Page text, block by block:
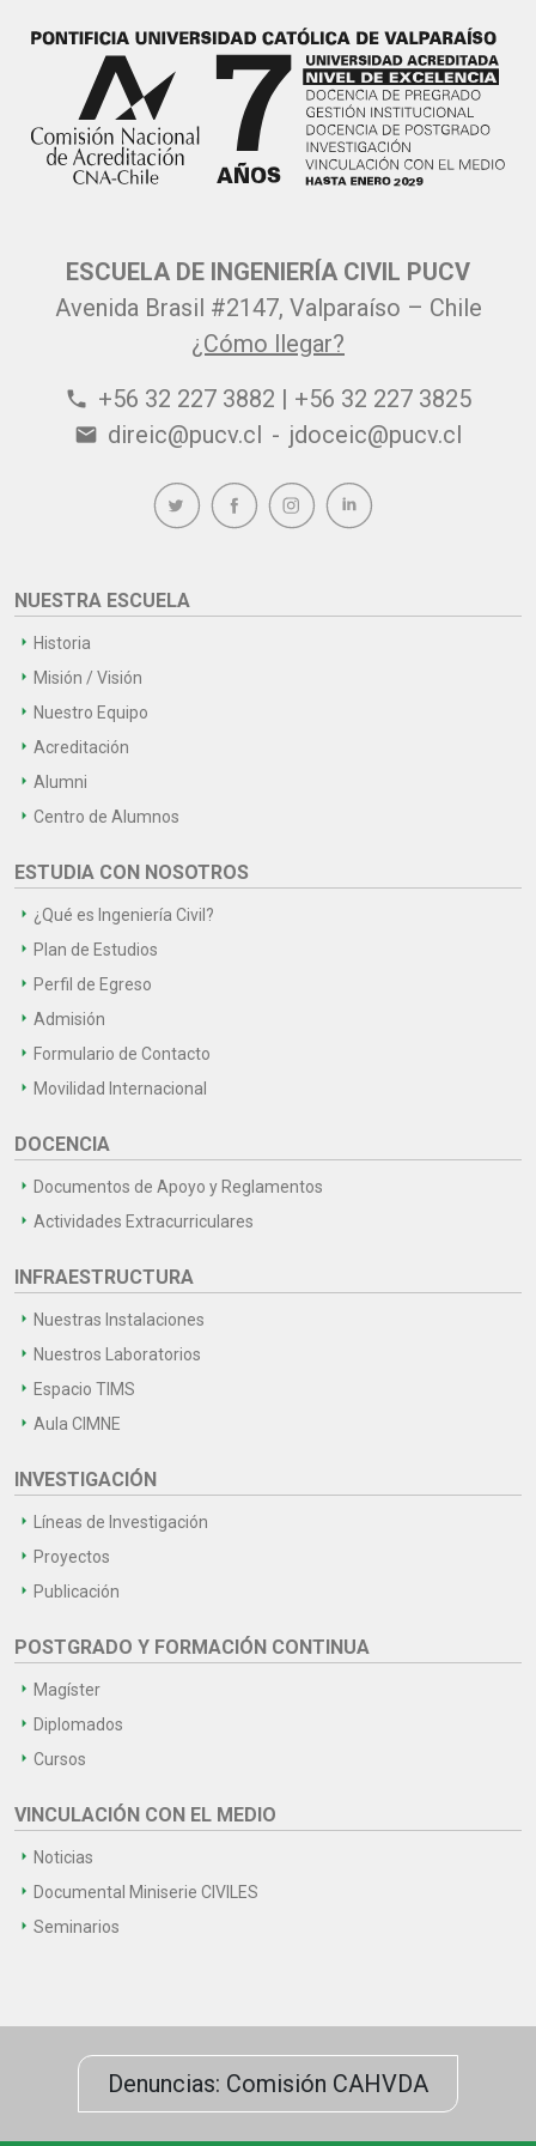
ESCUELA DE INGENIERÍA CIVIL PUCV
Avenida Brasil #2147, Valparaíso – Chile
¿Cómo llegar?
phone +56 32 227 3882 | +56 32 227 3825
email direic@pucv.cl - jdoceic@pucv.cl
NUESTRA ESCUELA
Historia
Misión / Visión
Nuestro Equipo
Acreditación
Alumni
Centro de Alumnos
ESTUDIA CON NOSOTROS
¿Qué es Ingeniería Civil?
Plan de Estudios
Perfil de Egreso
Admisión
Formulario de Contacto
Movilidad Internacional
DOCENCIA
Documentos de Apoyo y Reglamentos
Actividades Extracurriculares
INFRAESTRUCTURA
Nuestras Instalaciones
Nuestros Laboratorios
Espacio TIMS
Aula CIMNE
INVESTIGACIÓN
Líneas de Investigación
Proyectos
Publicación
POSTGRADO Y FORMACIÓN CONTINUA
Magíster
Diplomados
Cursos
VINCULACIÓN CON EL MEDIO
Noticias
Documental Miniserie CIVILES
Seminarios
Denuncias: Comisión CAHVDA